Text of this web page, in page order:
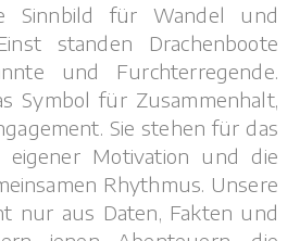
Sinnbild für Wandel und
standen Drachenboote
und Furchterregende.
Symbol für Zusammenhalt,
Sie stehen für das
eigener Motivation und die
Rhythmus. Unsere
nur aus Daten, Fakten und